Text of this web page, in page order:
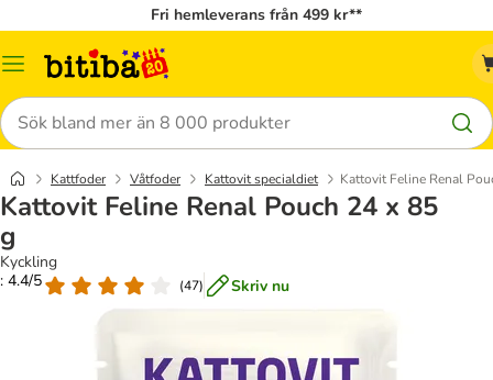
Fri hemleverans från 499 kr**
Meny
Sök
Kattfoder Våtfoder Kattovit specialdiet Kattovit Feline Renal
Kattovit Feline Renal Pouch 24 x 85
g
Kyckling
: 4.4/5
(47) Skriv nu